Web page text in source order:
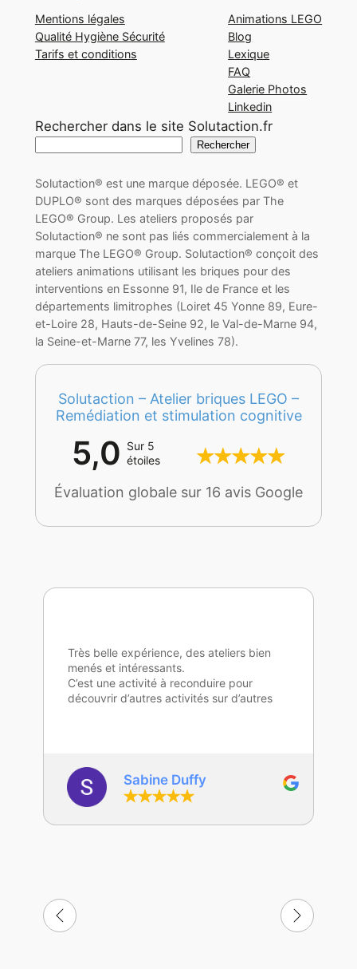
Mentions légales
Qualité Hygiène Sécurité
Tarifs et conditions
Animations LEGO
Blog
Lexique
FAQ
Galerie Photos
Linkedin
Rechercher dans le site Solutaction.fr
Rechercher
Solutaction® est une marque déposée. LEGO® et
DUPLO® sont des marques déposées par The
LEGO® Group. Les ateliers proposés par
Solutaction® ne sont pas liés commercialement à la
marque The LEGO® Group. Solutaction® conçoit des
ateliers animations utilisant les briques pour des
interventions en Essonne 91, Ile de France et les
départements limitrophes (Loiret 45 Yonne 89, Eure-
et-Loire 28, Hauts-de-Seine 92, le Val-de-Marne 94,
la Seine-et-Marne 77, les Yvelines 78).
Solutaction – Atelier briques LEGO –
Remédiation et stimulation cognitive
5,0 Sur 5
étoiles
Évaluation globale sur 16 avis Google
gaelle Depoers